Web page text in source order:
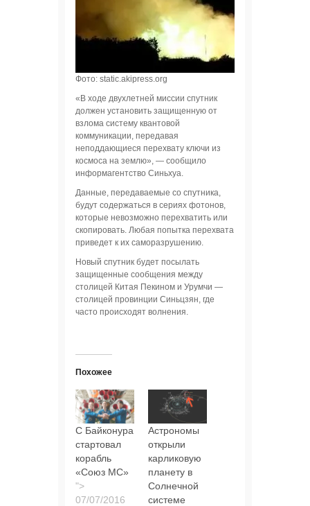
Фото: static.akipress.org
«В ходе двухлетней миссии спутник
должен установить защищенную от
взлома систему квантовой
коммуникации, передавая
неподдающиеся перехвату ключи из
космоса на землю», — сообщило
информагентство Синьхуа.
Данные, передаваемые со спутника,
будут содержаться в сериях фотонов,
которые невозможно перехватить или
скопировать. Любая попытка перехвата
приведет к их саморазрушению.
Новый спутник будет посылать
защищенные сообщения между
столицей Китая Пекином и Урумчи —
столицей провинции Синьцзян, где
часто происходят волнения.
Похожее
С Байконура
стартовал
корабль
«Союз МС»
">
Астрономы
открыли
карликовую
планету в
Солнечной
системе